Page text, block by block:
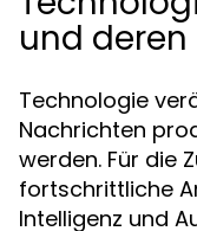
und deren
Technologie
Nachrichten
werden. Für die
fortschrittliche
Intelligenz und